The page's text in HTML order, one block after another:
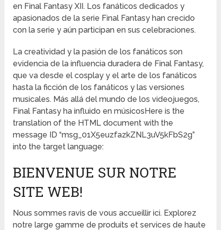
en Final Fantasy XII. Los fanáticos dedicados y
apasionados de la serie Final Fantasy han crecido
con la serie y aún participan en sus celebraciones.
La creatividad y la pasión de los fanáticos son
evidencia de la influencia duradera de Final Fantasy,
que va desde el cosplay y el arte de los fanáticos
hasta la ficción de los fanáticos y las versiones
musicales. Más allá del mundo de los videojuegos,
Final Fantasy ha influido en músicosHere is the
translation of the HTML document with the
message ID “msg_01X5euzfazkZNL3uV5kFbS2g”
into the target language:
BIENVENUE SUR NOTRE
SITE WEB!
Nous sommes ravis de vous accueillir ici. Explorez
notre large gamme de produits et services de haute